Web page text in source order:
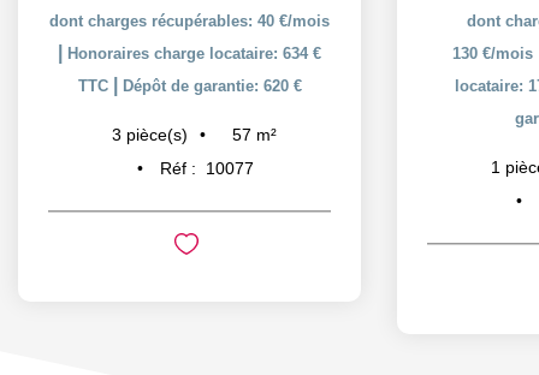
dont charges récupérables: 40 €/mois
Honoraires charge locataire: 634 €
TTC
Dépôt de garantie: 620 €
3 pièce(s) 57 m²
Réf :
10077
dont
130 €/mois
locataire:
1